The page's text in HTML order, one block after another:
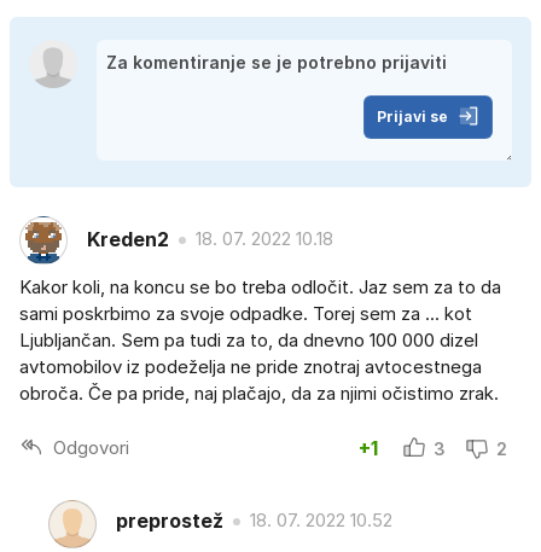
Prijavi se
Kreden2 18. 07. 2022 10.18
Kakor koli, na koncu se bo treba odločit. Jaz sem za to da
sami poskrbimo za svoje odpadke. Torej sem za ... kot
Ljubljančan. Sem pa tudi za to, da dnevno 100 000 dizel
avtomobilov iz podeželja ne pride znotraj avtocestnega
obroča. Če pa pride, naj plačajo, da za njimi očistimo zrak.
Odgovori +1 3 2
preprostež 18. 07. 2022 10.52